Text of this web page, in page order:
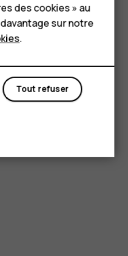
des cookies » au
sur notre
.
Tout refuser